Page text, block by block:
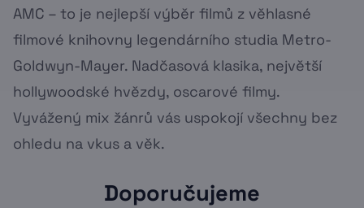
AMC – to je nejlepší výběr filmů z věhlasné
filmové knihovny legendárního studia Metro-
Goldwyn-Mayer. Nadčasová klasika, největší
hollywoodské hvězdy, oscarové filmy.
Vyvážený mix žánrů vás uspokojí všechny bez
ohledu na vkus a věk.
Doporučujeme